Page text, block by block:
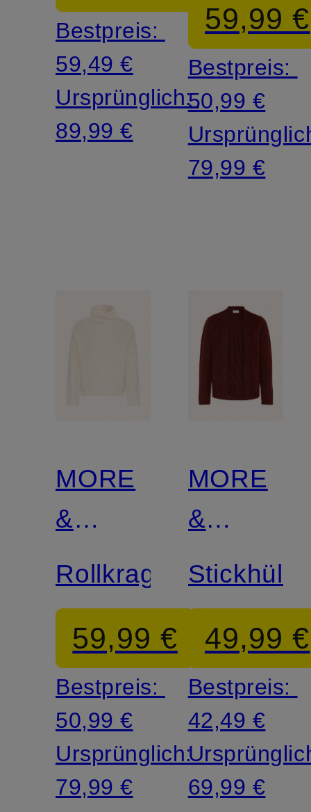
Bestpreis:
59,49 €
Ursprünglich:
89,99 €
59,99 €
Bestpreis:
50,99 €
79,99 €
MORE
&
MORE
Rollkragenpullover
59,99 €
Bestpreis:
50,99 €
Ursprünglich:
79,99 €
MORE
&
MORE
Stickhülle
49,99 €
Bestpreis:
42,49 €
69,99 €